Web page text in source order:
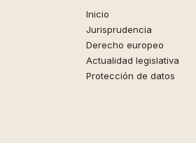
Inicio
Jurisprudencia
Derecho europeo
Actualidad legislativa
Protección de datos